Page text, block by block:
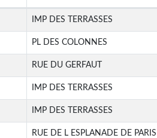
IMP DES TERRASSES
PL DES COLONNES
RUE DU GERFAUT
IMP DES TERRASSES
IMP DES TERRASSES
RUE DE L ESPLANADE DE PARIS